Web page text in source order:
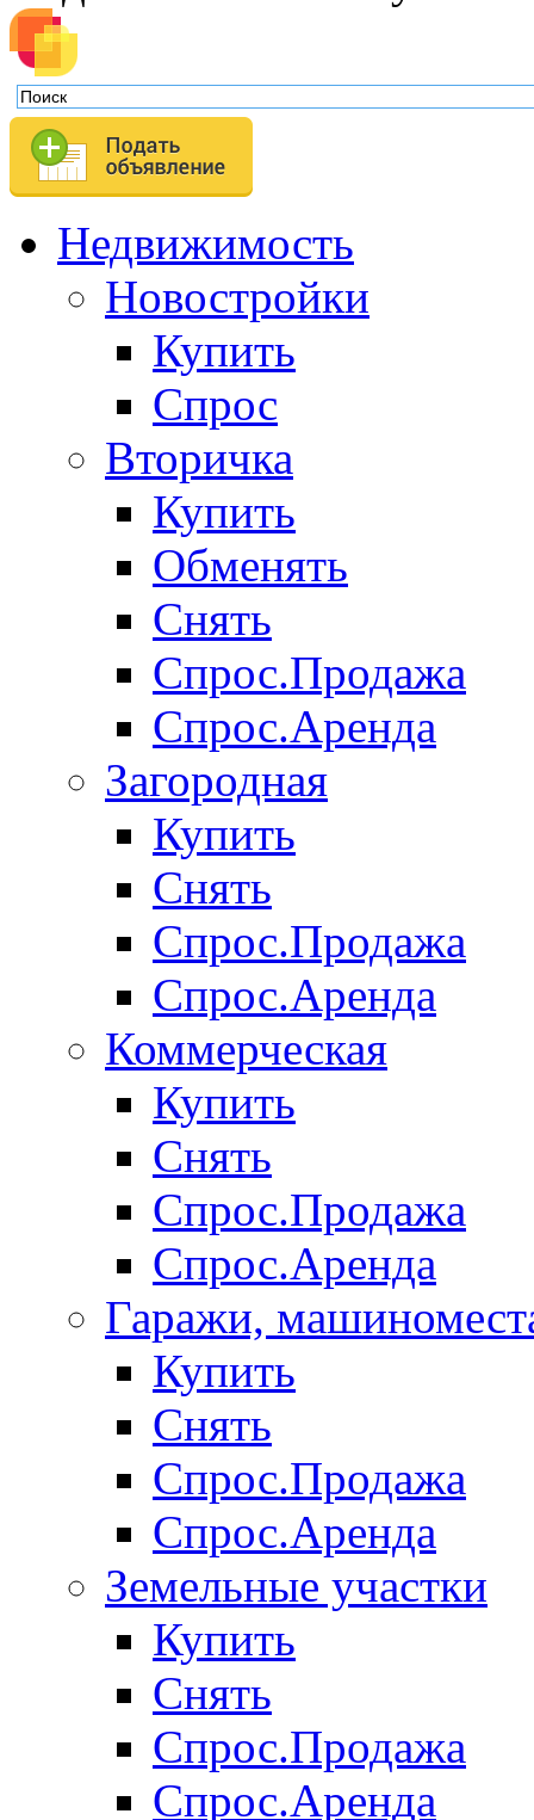
Недвижимость
Новостройки
Купить
Спрос
Вторичка
Купить
Обменять
Снять
Спрос.Продажа
Спрос.Аренда
Загородная
Купить
Снять
Спрос.Продажа
Спрос.Аренда
Коммерческая
Купить
Снять
Спрос.Продажа
Спрос.Аренда
Гаражи,
Купить
Снять
Спрос.Продажа
Спрос.Аренда
Земельные участки
Купить
Снять
Спрос.Продажа
Спрос.Аренда